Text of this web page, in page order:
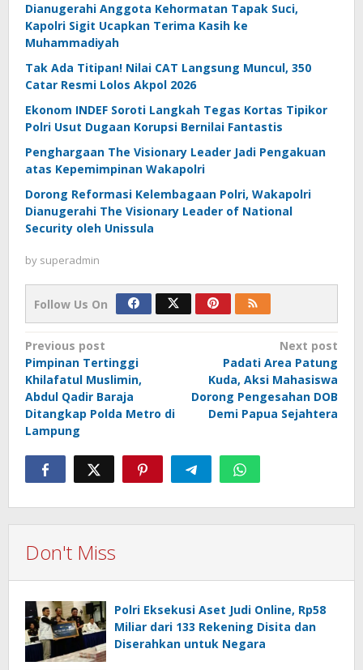
Dianugerahi Anggota Kehormatan Tapak Suci,
Kapolri Sigit Ucapkan Terima Kasih ke
Muhammadiyah
Tak Ada Titipan! Nilai CAT Langsung Muncul, 350
Catar Resmi Lolos Akpol 2026
Ekonom INDEF Soroti Langkah Tegas Kortas Tipikor
Polri Usut Dugaan Korupsi Bernilai Fantastis
Penghargaan The Visionary Leader Jadi Pengakuan
atas Kepemimpinan Wakapolri
Dorong Reformasi Kelembagaan Polri, Wakapolri
Dianugerahi The Visionary Leader of National
Security oleh Unissula
by superadmin
Follow Us On
Post
navigation
Previous post
Pimpinan Tertinggi
Khilafatul Muslimin,
Abdul Qadir Baraja
Ditangkap Polda Metro di
Lampung
Next post
Padati Area Patung
Kuda, Aksi Mahasiswa
Dorong Pengesahan DOB
Demi Papua Sejahtera
Don't Miss
Polri Eksekusi Aset Judi Online, Rp58
Miliar dari 133 Rekening Disita dan
Diserahkan untuk Negara